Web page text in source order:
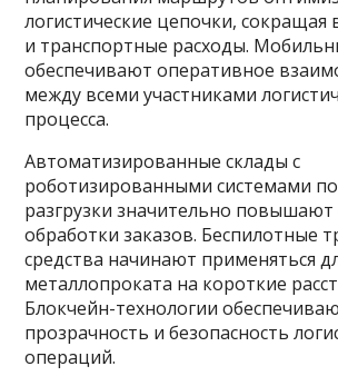
логистические цепочки, сокращая
и транспортные расходы.
обеспечивают оперативное
между всеми участниками
процесса.
Автоматизированные склады с
роботизированными системами
разгрузки значительно повышают
обработки заказов. Беспилотные
средства начинают применяться
металлопроката на короткие
Блокчейн-технологии
прозрачность и безопасность
операций.